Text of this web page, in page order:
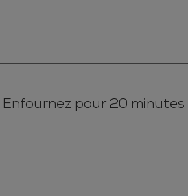
pour 20 minutes